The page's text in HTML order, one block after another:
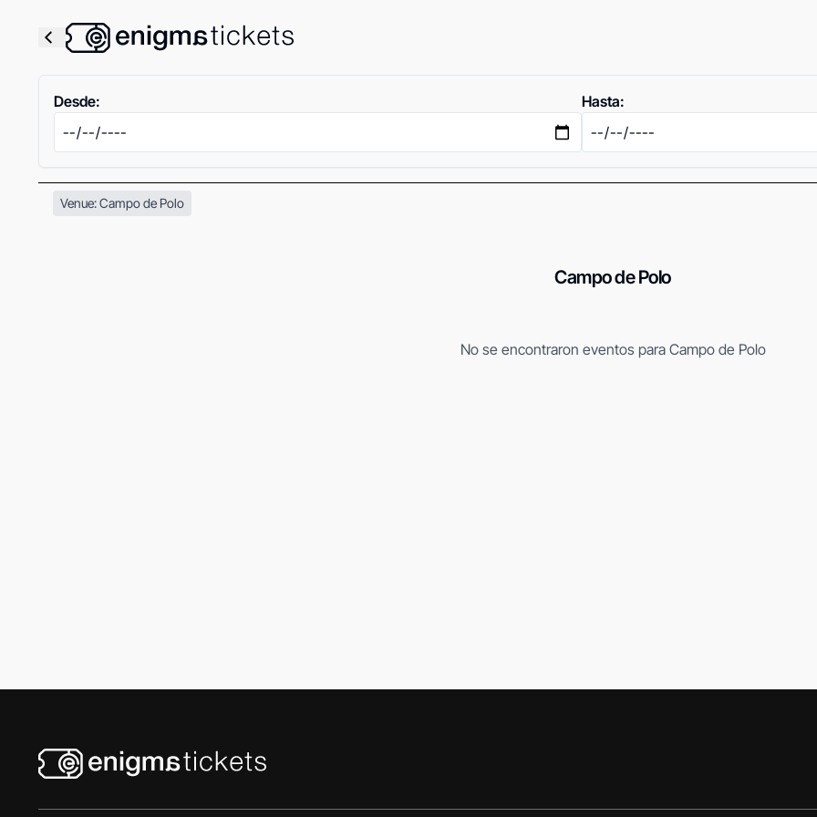
Desde: Hasta:
Venue: Campo de Polo
Campo de Polo
No se encontraron eventospara Campo de Polo